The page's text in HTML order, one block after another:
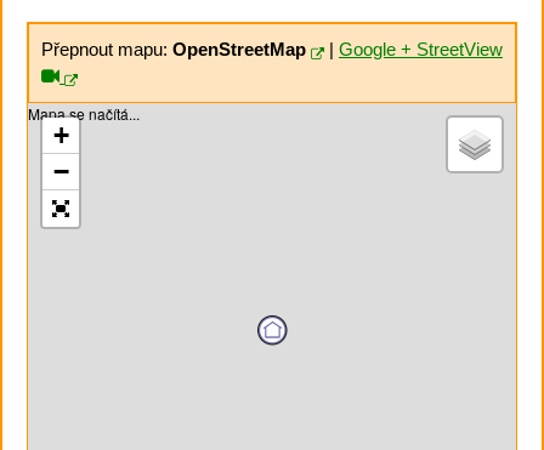
Přepnout mapu: OpenStreetMap | Google + StreetView
Mapa se načítá...
+
−